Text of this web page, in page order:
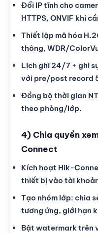
Đổi IP tĩnh cho
HTTPS, ONVIF khi
Thiết lập mã hóa
thông, WDR/
Lịch ghi 24/7 + ghi
với pre/post record
Đồng bộ thời gian
theo phòng/lớp.
4) Chia quyền
Connect
Kích hoạt Hik-
thiết bị vào tài
Tạo nhóm lớp: chia
tương ứng, giới hạn
Bật watermark trên